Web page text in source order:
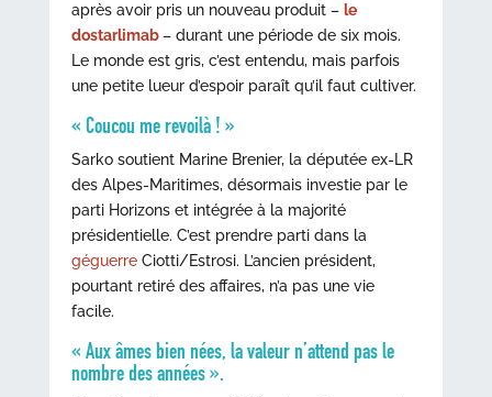
après avoir pris un nouveau produit – le
dostarlimab– durant une période de six mois.
Le monde est gris, c’est entendu, mais parfois
une petite lueur d’espoir paraît qu’il faut cultiver.
« Coucou me revoilà ! »
Sarko soutient Marine Brenier, la députée ex-LR
des Alpes-Maritimes, désormais investie par le
parti Horizons et intégrée à la majorité
présidentielle. C’est prendre parti dans la
géguerreCiotti/Estrosi. L’ancien président,
pourtant retiré des affaires, n’a pas une vie
facile.
« Aux âmes bien nées, la valeur n’attend pas le
nombre des années ».